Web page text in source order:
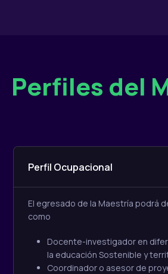
Perfiles del
Perfil Ocupacional
El egresado de la Maestría podrá
como
Docente-investigador en
la educación Sostenible y
Coordinador o asesor de